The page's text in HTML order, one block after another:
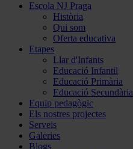
Escola NJ Praga
Història
Qui som
Oferta educativa
Etapes
Llar d'Infants
Educació Infantil
Educació Primària
Educació Secundària
Equip pedagògic
Els nostres projectes
Serveis
Galeries
Blogs